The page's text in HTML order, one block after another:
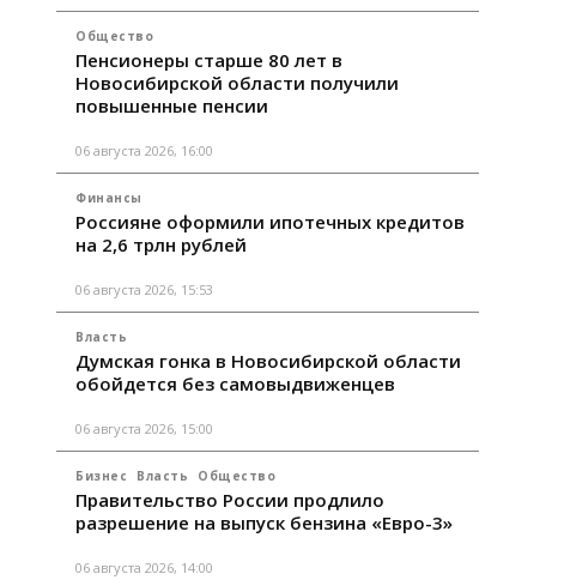
Общество
Пенсионеры старше 80 лет в
Новосибирской области получили
повышенные пенсии
06 августа 2026, 16:00
Финансы
Россияне оформили ипотечных кредитов
на 2,6 трлн рублей
06 августа 2026, 15:53
Власть
Думская гонка в Новосибирской области
обойдется без самовыдвиженцев
06 августа 2026, 15:00
Бизнес Власть Общество
Правительство России продлило
разрешение на выпуск бензина «Евро-3»
06 августа 2026, 14:00